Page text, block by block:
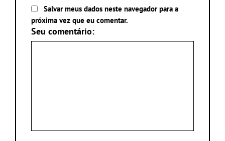
Salvar meus dados neste navegador para a
próxima vez que eu comentar.
Seu comentário: